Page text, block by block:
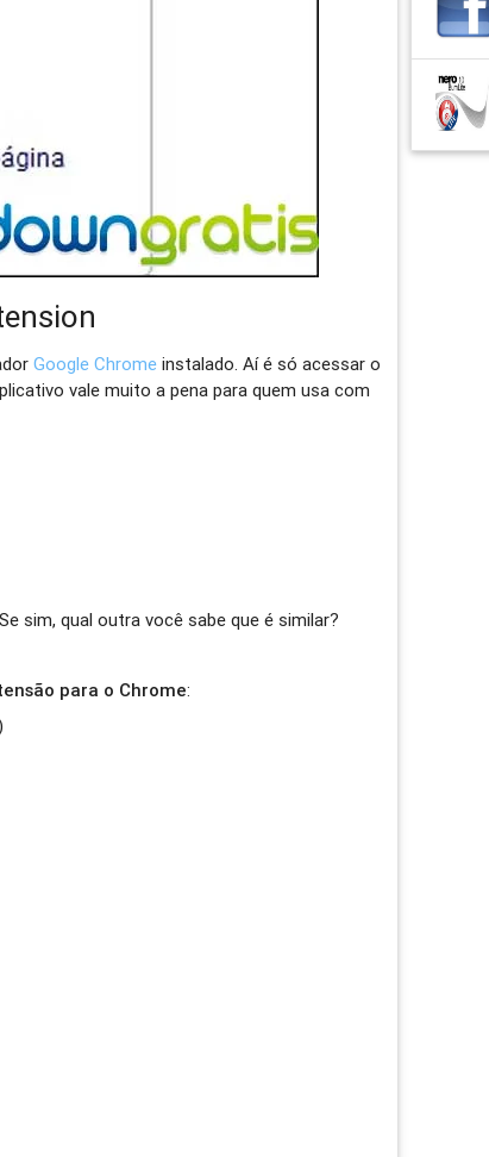
Google Chrome instalado. Aí é só acessar o
vale muito a pena para quem usa com
sim, qual outra você sabe que é similar?
para o Chrome: